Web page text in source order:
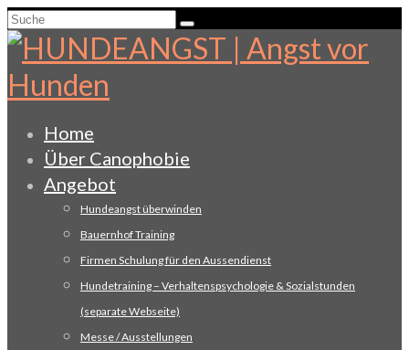
Suche
nach:
Home
Über Canophobie
Angebot
Hundeangst überwinden
Bauernhof Training
Firmen Schulung für den Aussendienst
Hundetraining – Verhaltenspsychologie & Sozialstunden
(separate Webseite)
Messe / Ausstellungen